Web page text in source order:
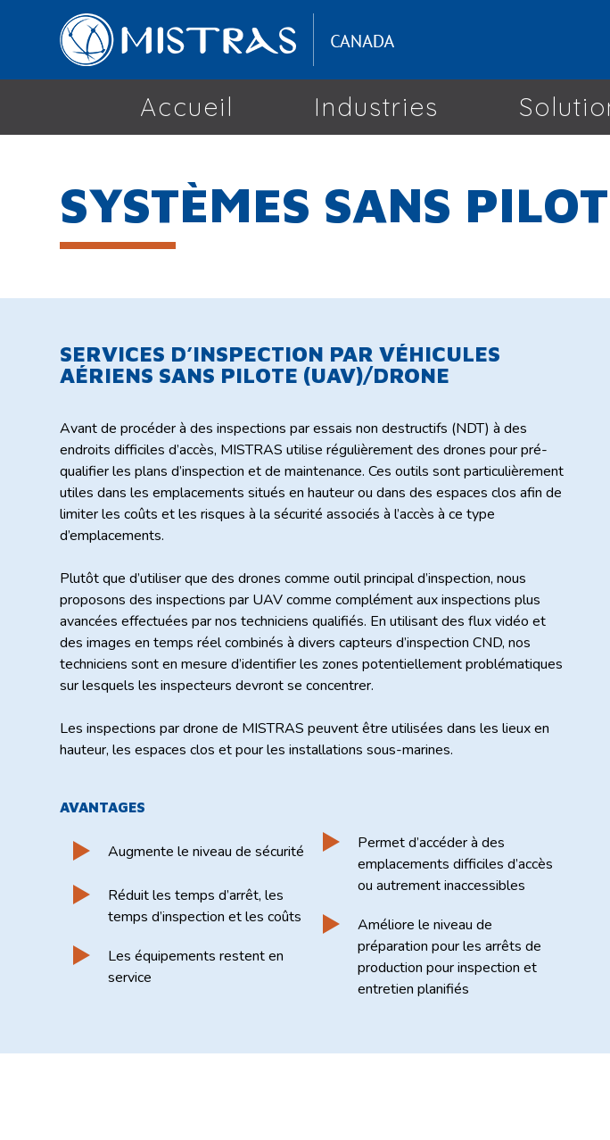
Accueil Industries
SYSTÈMES SANS
SERVICES D’INSPECTION PAR VÉHICULES
AÉRIENS SANS PILOTE (UAV)/DRONE
Avant de procéder à des inspections par essais non destructifs (NDT) à des
endroits difficiles d’accès, MISTRAS utilise régulièrement des drones pour pré-
qualifier les plans d’inspection et de maintenance. Ces outils sont particulièrement
utiles dans les emplacements situés en hauteur ou dans des espaces clos afin de
limiter les coûts et les risques à la sécurité associés à l’accès à ce type
d’emplacements.
Plutôt que d’utiliser que des drones comme outil principal d’inspection, nous
proposons des inspections par UAV comme complément aux inspections plus
avancées effectuées par nos techniciens qualifiés. En utilisant des flux vidéo et
des images en temps réel combinés à divers capteurs d’inspection CND, nos
techniciens sont en mesure d’identifier les zones potentiellement problématiques
sur lesquels les inspecteurs devront se concentrer.
Les inspections par drone de MISTRAS peuvent être utilisées dans les lieux en
hauteur, les espaces clos et pour les installations sous-marines.
AVANTAGES
Augmente le niveau de sécurité
Réduit les temps d’arrêt, les
temps d’inspection et les coûts
Les équipements restent en
service
Permet d’accéder à des
emplacements difficiles d’accès
ou autrement inaccessibles
Améliore le niveau de
préparation pour les arrêts de
production pour inspection et
entretien planifiés